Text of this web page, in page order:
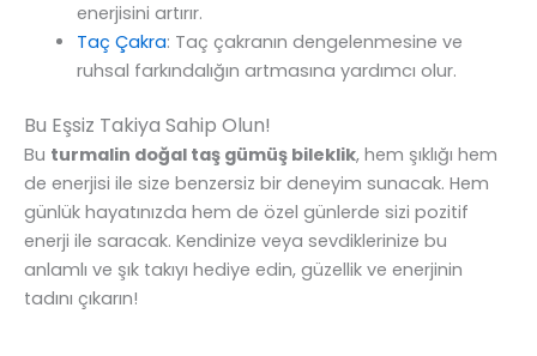
enerjisini artırır.
Taç Çakra: Taç çakranın dengelenmesine ve
ruhsal farkındalığın artmasına yardımcı olur.
Bu Eşsiz Takiya Sahip Olun!
Bu turmalin doğal taş gümüş bileklik, hem şıklığı hem
de enerjisi ile size benzersiz bir deneyim sunacak. Hem
günlük hayatınızda hem de özel günlerde sizi pozitif
enerji ile saracak. Kendinize veya sevdiklerinize bu
anlamlı ve şık takıyı hediye edin, güzellik ve enerjinin
tadını çıkarın!